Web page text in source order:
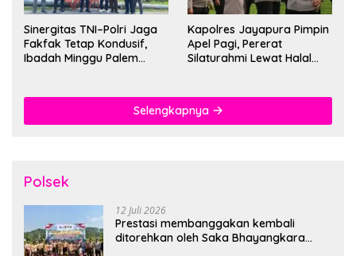
Sinergitas TNI–Polri Jaga
Fakfak Tetap Kondusif,
Ibadah Minggu Palem
Kapolres Jayapura Pimpin
Apel Pagi, Pererat
Silaturahmi Lewat Halal
Selengkapnya
Polsek
12 Juli 2026
Prestasi membanggakan kembali
ditorehkan oleh Saka Bhayangkara